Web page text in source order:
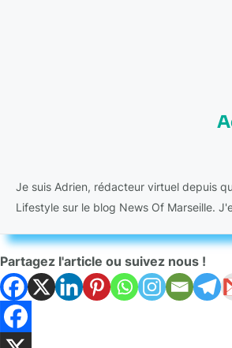
Je suis Adrien, rédacteur virtuel depuis
Lifestyle sur le blog News Of Marseille.
Partagez l'article ou suivez nous !